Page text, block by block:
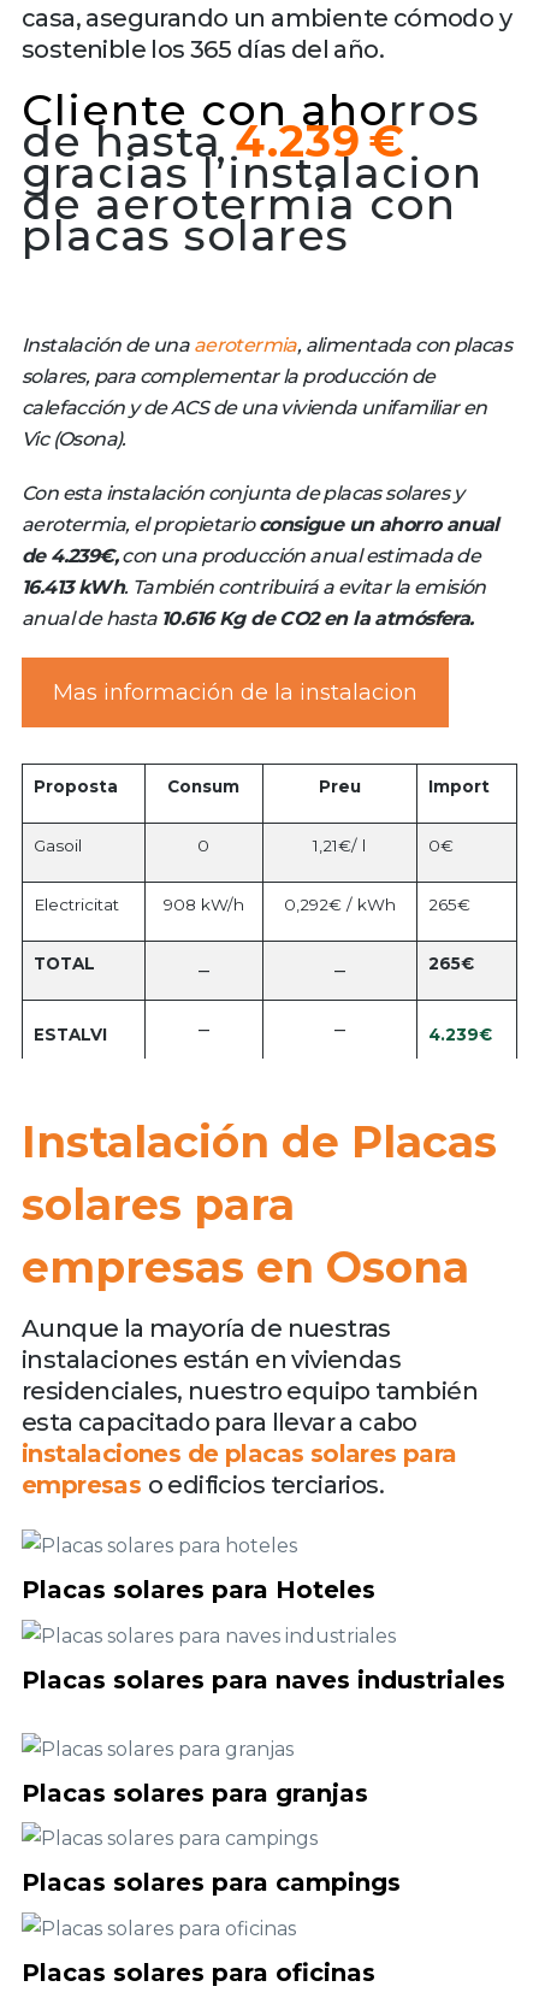
casa, asegurando un ambiente cómodo y
sostenible los 365 días del año.
Cliente con ahorros
de hasta 4.239 €
gracias l’instalacion
de aerotermia con
placas solares
Instalación de una aerotermia, alimentada con placas
solares, para complementar la producción de
calefacción y de ACS de una vivienda unifamiliar en
Vic (Osona).
Con esta instalación conjunta de placas solares y
aerotermia, el propietarioconsigue un ahorro anual
de 4.239€,con una producción anual estimada de
16.413 kWh. También contribuirá a evitar la emisión
anual de hasta 10.616 Kg de CO2 en la atmósfera.
Mas información de la instalacion
Proposta Consum Preu Import
Gasoil 0 1,21€/ l 0€
Electricitat 908 kW/h 0,292€ / kWh 265€
TOTAL – – 265€
ESTALVI – – 4.239€
Instalación de Placas
solares para
empresas en Osona
Aunque la mayoría de nuestras
instalaciones están en viviendas
residenciales, nuestro equipo también
esta capacitado para llevar a cabo
instalaciones de placas solares para
empresas o edificios terciarios.
Placas solares para Hoteles
Placas solares para naves industriales
Placas solares para granjas
Placas solares para campings
Placas solares para oficinas